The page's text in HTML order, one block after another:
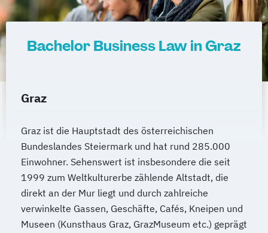
Bachelor Business Law in Graz
Graz
Graz ist die Hauptstadt des österreichischen
Bundeslandes Steiermark und hat rund 285.000
Einwohner. Sehenswert ist insbesondere die seit
1999 zum Weltkulturerbe zählende Altstadt, die
direkt an der Mur liegt und durch zahlreiche
verwinkelte Gassen, Geschäfte, Cafés, Kneipen und
Museen (Kunsthaus Graz, GrazMuseum etc.) geprägt